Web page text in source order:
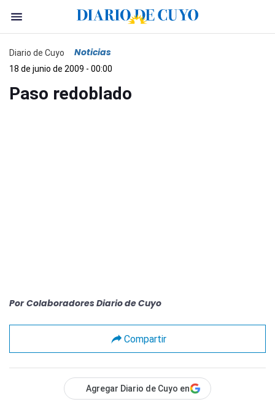
Diario de Cuyo Noticias
18 de junio de 2009 - 00:00
Paso redoblado
Por Colaboradores Diario de Cuyo
Compartir
Agregar Diario de Cuyo en